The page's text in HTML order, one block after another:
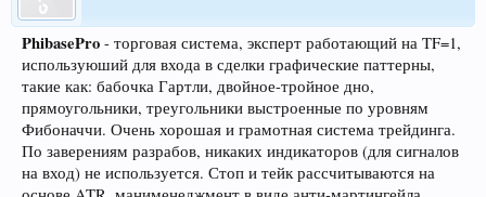
PhibasePro - торговая система, эксперт работающий на TF=1,
используюший для входа в сделки графические паттерны,
такие как: бабочка Гартли, двойное-тройное дно,
прямоугольники, треугольники выстроенные по уровням
Фибоначчи. Очень хорошая и грамотная система трейдинга.
По заверениям разрабов, никаких индикаторов (для сигналов
на вход) не используется. Стоп и тейк рассчитываются на